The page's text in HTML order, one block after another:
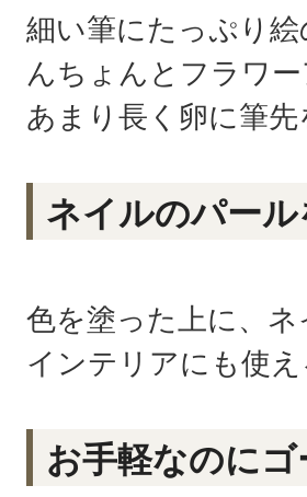
細い筆にたっぷり
んちょんとフラワ
あまり長く卵に筆
ネイルのパー
色を塗った上に、
インテリアにも使え
お手軽なのにゴ